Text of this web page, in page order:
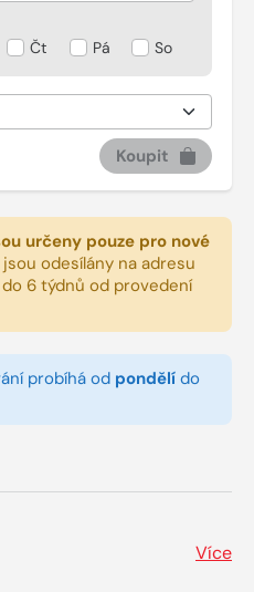
Čt Pá So
Koupit
určeny pouze pro nové
jsou odesílány na adresu
6 týdnů od provedení
probíhá od pondělí do
Více